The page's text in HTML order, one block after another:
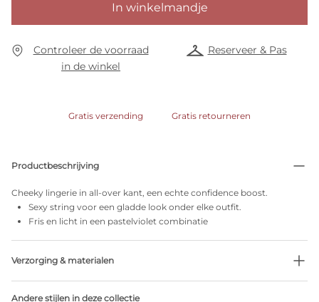
In winkelmandje
Controleer de voorraad
in de winkel
Reserveer & Pas
Gratis verzending Gratis retourneren
Productbeschrijving
Cheeky lingerie in all-over kant, een echte confidence boost.
Sexy string voor een gladde look onder elke outfit.
Fris en licht in een pastelviolet combinatie
Verzorging & materialen
Andere stijlen in deze collectie